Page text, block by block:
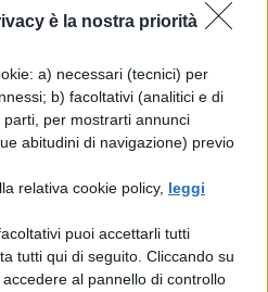
è la nostra priorità
a) necessari (tecnici) per
b) facoltativi (analitici e di
per mostrarti annunci
abitudini di navigazione) previo
relativa cookie policy, leggi
puoi accettarli tutti
tutti qui di seguito. Cliccando su
al pannello di controllo
interpretata da Justina
da Tiziana Avarista
da Rita Moreno,
Modugno